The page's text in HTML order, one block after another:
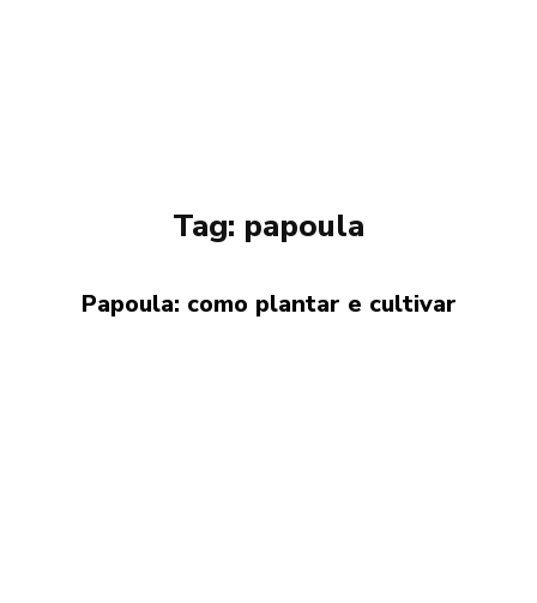
Tag: papoula
Papoula: como plantar e cultivar